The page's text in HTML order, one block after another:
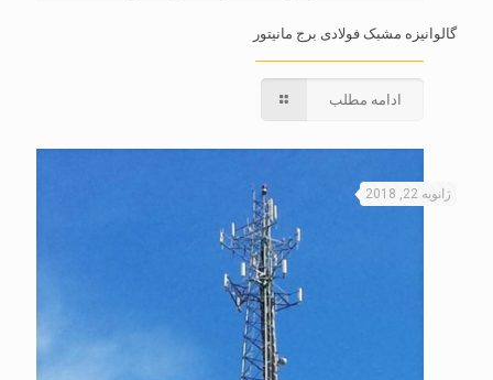
گالوانیزه مشبک فولادی برج مانیتور
ادامه مطلب
ژانویه 22, 2018